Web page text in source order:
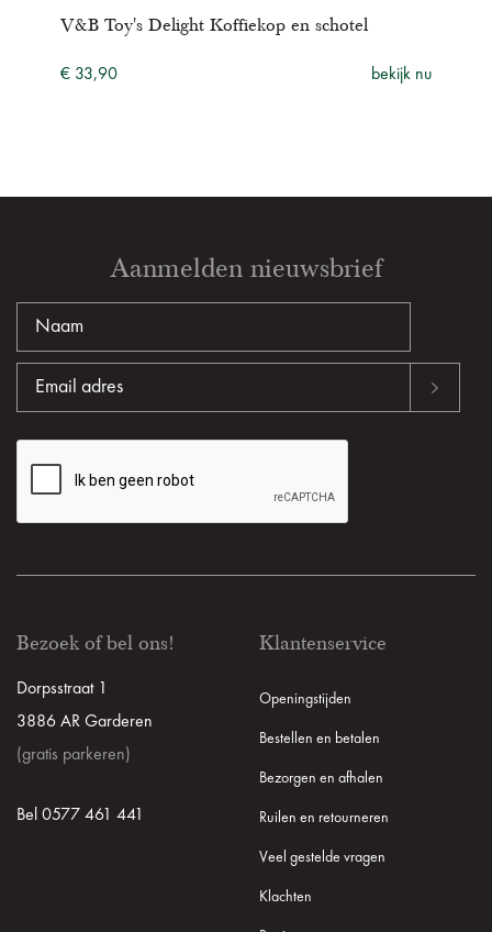
V&B Toy's Delight Koffiekop en schotel
€ 33,90 bekijk nu
Aanmelden nieuwsbrief
Bezoek of bel ons!
Dorpsstraat 1
3886 AR Garderen
(gratis parkeren)
Bel 0577 461 441
Klantenservice
Openingstijden
Bestellen en betalen
Bezorgen en afhalen
Ruilen en retourneren
Veel gestelde vragen
Klachten